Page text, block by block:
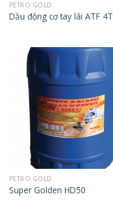
PETRO GOLD
Dầu động cơ tay lái ATF 4T
PETRO GOLD
Super Golden HD50